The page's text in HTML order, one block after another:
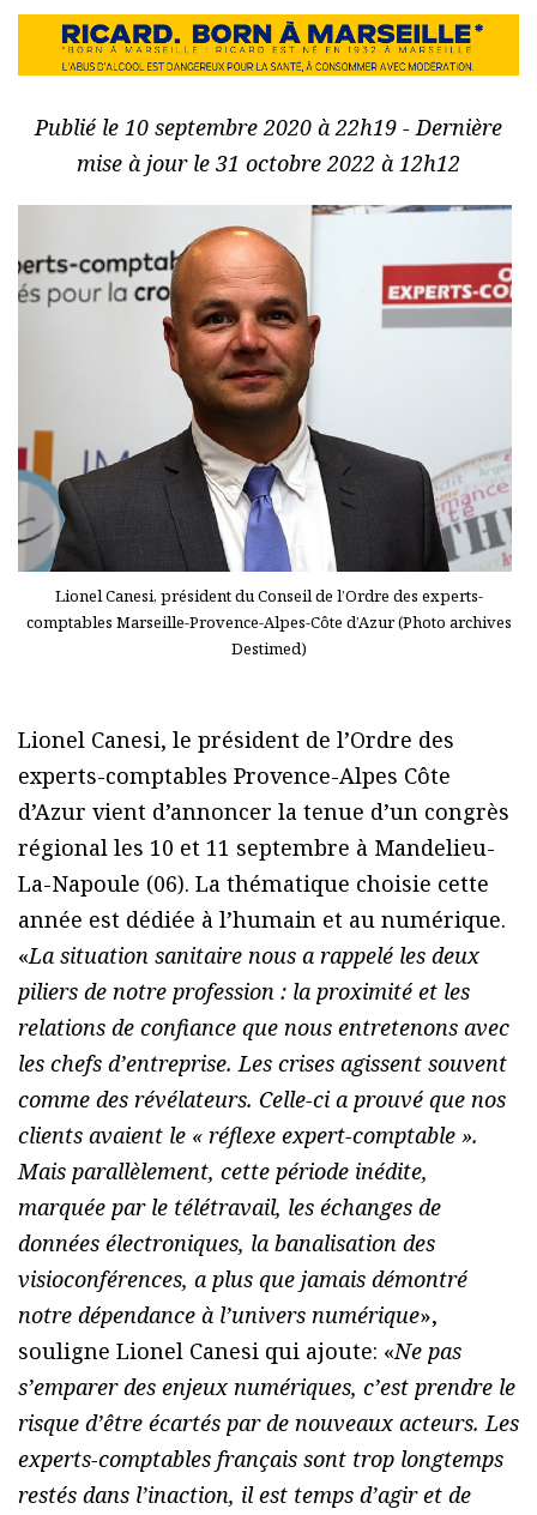
Publié le 10 septembre 2020 à 22h19 - Dernière
mise à jour le 31 octobre 2022 à 12h12
Lionel Canesi, président du Conseil de l’Ordre des experts-
comptables Marseille-Provence-Alpes-Côte d’Azur (Photo archives
Destimed)
Lionel Canesi, le président de l’Ordre des
experts-comptables Provence-Alpes Côte
d’Azur vient d’annoncer la tenue d’un congrès
régional les 10 et 11 septembre à Mandelieu-
La-Napoule (06). La thématique choisie cette
année est dédiée à l’humain et au numérique.
«La situation sanitaire nous a rappelé les deux
piliers de notre profession : la proximité et les
relations de confiance que nous entretenons avec
les chefs d’entreprise. Les crises agissent souvent
comme des révélateurs. Celle-ci a prouvé que nos
clients avaient le « réflexe expert-comptable ».
Mais parallèlement, cette période inédite,
marquée par le télétravail, les échanges de
données électroniques, la banalisation des
visioconférences, a plus que jamais démontré
notre dépendance à l’univers numérique»,
souligne Lionel Canesi qui ajoute: «Ne pas
s’emparer des enjeux numériques, c’est prendre le
risque d’être écartés par de nouveaux acteurs. Les
experts-comptables français sont trop longtemps
restés dans l’inaction, il est temps d’agir et de